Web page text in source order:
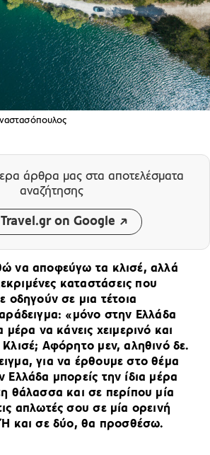
άρθρα μας στα αποτελέσματα
αναζήτησης
on Google
να αποφεύγω τα κλισέ, αλλά
καταστάσεις που
οδηγούν σε μια τέτοια
«μόνο στην Ελλάδα
μέρα να κάνεις χειμερινό και
Αφόρητο μεν, αληθινό δε.
για να έρθουμε στο θέμα
Ελλάδα μπορείς την ίδια μέρα
θάλασσα και σε περίπου μία
απλωτές σου σε μία ορεινή
και σε δύο, θα προσθέσω.